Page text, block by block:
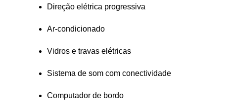
Direção elétrica progressiva
Ar-condicionado
Vidros e travas elétricas
Sistema de som com conectividade
Computador de bordo